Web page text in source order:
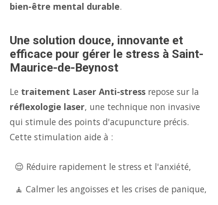
bien-être mental durable.
Une solution douce, innovante et
efficace pour gérer le stress à Saint-
Maurice-de-Beynost
Le traitement Laser Anti-stress repose sur la
réflexologie laser, une technique non invasive
qui stimule des points d'acupuncture précis.
Cette stimulation aide à :
😌 Réduire rapidement le stress et l'anxiété,
🧘 Calmer les angoisses et les crises de panique,